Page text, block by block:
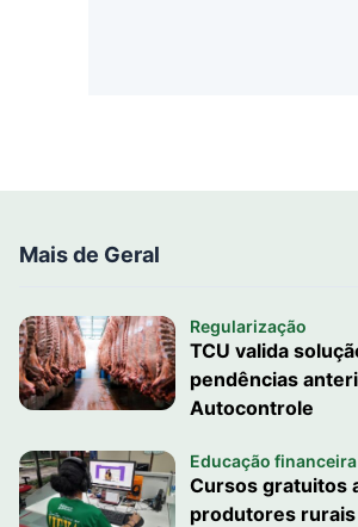
Mais de Geral
Regularização
TCU valida
pendências
Autocontrole
Educação
Cursos gratuitos
produtores